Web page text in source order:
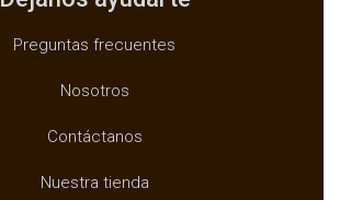
Preguntas frecuentes
Nosotros
Contáctanos
Nuestra tienda